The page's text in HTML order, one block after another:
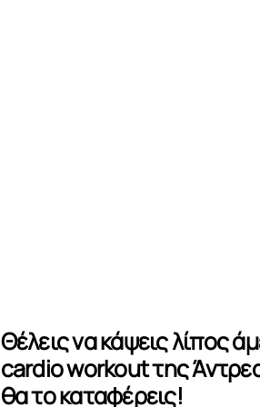
Θέλεις να κάψεις λίπος
cardio workout της
θα το καταφέρεις!